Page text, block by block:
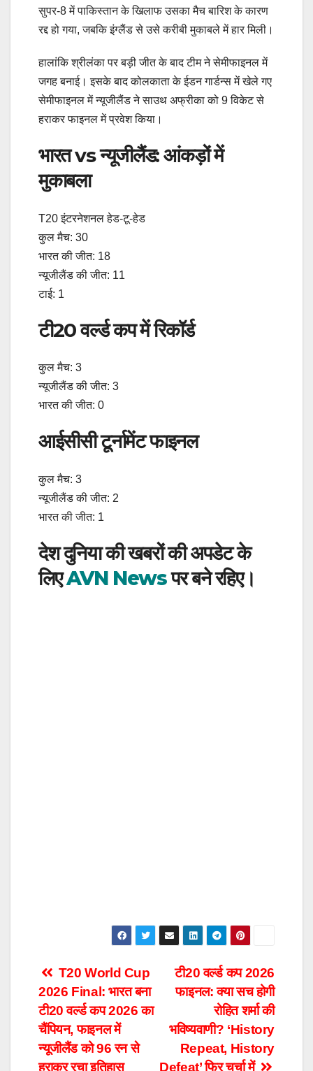
सुपर-8 में पाकिस्तान के खिलाफ उसका मैच बारिश के कारण
रद्द हो गया, जबकि इंग्लैंड से उसे करीबी मुकाबले में हार मिली।
हालांकि श्रीलंका पर बड़ी जीत के बाद टीम ने सेमीफाइनल में
जगह बनाई। इसके बाद कोलकाता के ईडन गार्डन्स में खेले गए
सेमीफाइनल में न्यूजीलैंड ने साउथ अफ्रीका को 9 विकेट से
हराकर फाइनल में प्रवेश किया।
भारत vs न्यूजीलैंड: आंकड़ों में
मुकाबला
T20 इंटरनेशनल हेड-टू-हेड
कुल मैच: 30
भारत की जीत: 18
न्यूजीलैंड की जीत: 11
टाई: 1
टी20 वर्ल्ड कप में रिकॉर्ड
कुल मैच: 3
न्यूजीलैंड की जीत: 3
भारत की जीत: 0
आईसीसी टूर्नामेंट फाइनल
कुल मैच: 3
न्यूजीलैंड की जीत: 2
भारत की जीत: 1
देश दुनिया की खबरों की अपडेट के
लिएAVN Newsपर बने रहिए।
Post
navigation
टी20 वर्ल्ड कप 2026
फाइनल: क्या सच होगी
रोहित शर्मा की
भविष्यवाणी? ‘History
Repeat, History
Defeat’ फिर चर्चा में
T20 World Cup
2026 Final: भारत बना
टी20 वर्ल्ड कप 2026 का
चैंपियन, फाइनल में
न्यूजीलैंड को 96 रन से
हराकर रचा इतिहास